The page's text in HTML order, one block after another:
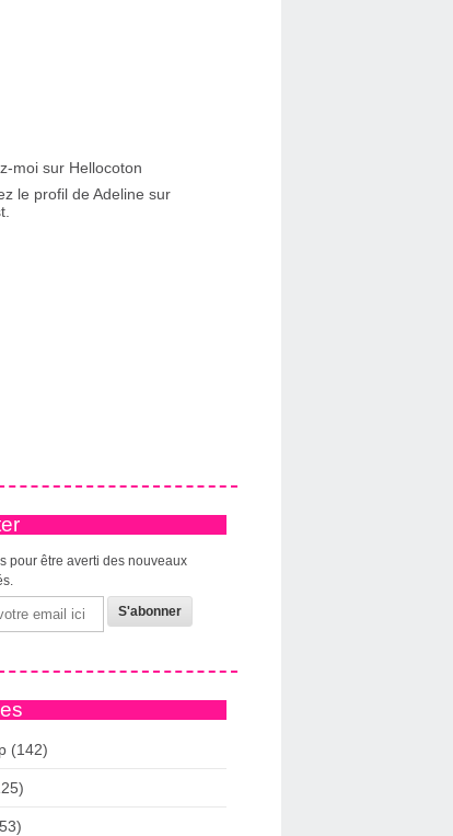
le profil de Adeline sur
pour être averti des nouveaux
(142)